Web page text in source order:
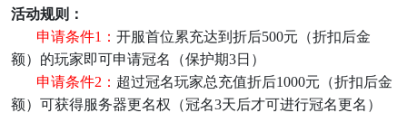
活动规则：
申请条件1： 开服首位累充达到折后500元（折扣后金
额）的玩家即可申请冠名（保护期3日）
申请条件2： 超过冠名玩家总充值折后1000元（折扣后金
额）可获得服务器更名权（冠名3天后才可进行冠名更名）